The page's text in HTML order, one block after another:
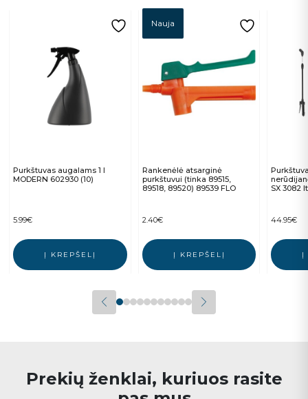
Purkštuvas augalams 1 l
MODERN 602930 (10)
5.99€
Į KREPŠELĮ
Nauja
Rankenėlė atsarginė
purkštuvui (tinka 89515,
89518, 89520) 89539 FLO
2.40€
Į KREPŠELĮ
SX 3082
44.95€
Į
Prekių ženklai, kuriuos rasite